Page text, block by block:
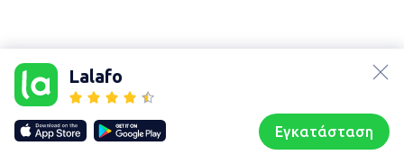
Lalafo
Εγκατάσταση
Our websites
lalafo.kg
lalafo.rs
lalafo.pl
Sitemap
Συζητήσεις Προφίλ